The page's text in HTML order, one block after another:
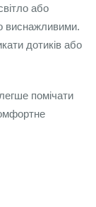
або
виснажливими.
дотиків або
помічати